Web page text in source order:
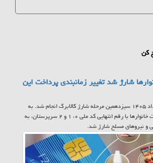
کن
شارژ شد تغییر زمانبندی پرداخت این
امروز پنجشنبه ۱۵ مرداد ۱۴۰۵ سیزدهمین مرحله شارژ کالابرگ انجام شد. به
این ترتیب کمک معیشت خانوارها با رقم انتهایی کد ملی ۰، ۱ و ۲ سرپرستان، به
و نیروهای مسلح شارژ شد.